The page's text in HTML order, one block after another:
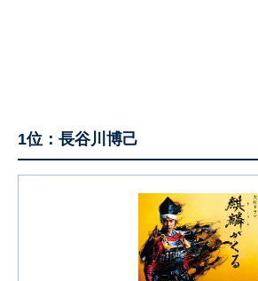
1位：長谷川博己